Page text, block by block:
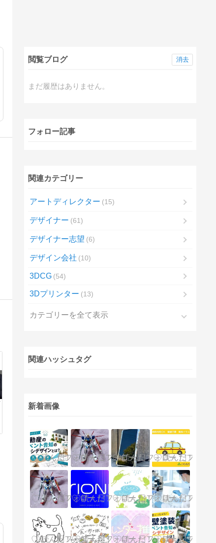
閲覧ブログ
まだ履歴はありません。
消去
フォロー記事
関連カテゴリー
アートディレクター 15
デザイナー 61
デザイナー志望 6
デザイン会社 10
3DCG 54
3Dプリンター 13
カテゴリーを全て表示
関連ハッシュタグ
新着画像